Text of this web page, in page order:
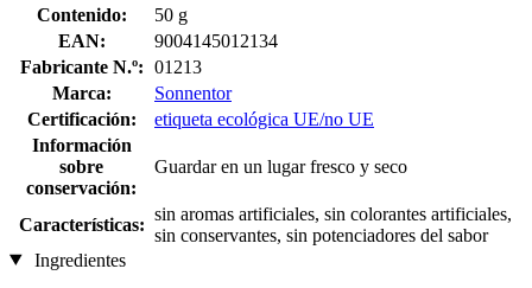
Contenido:
50 g
EAN:
9004145012134
Fabricante N.º: 01213
Marca:
Sonnentor
Certificación:
etiqueta ecológica UE/no UE
Información
sobre
conservación:
Guardar en un lugar fresco y seco
Características:
sin aromas artificiales, sin colorantes artificiales,
sin conservantes, sin potenciadores del sabor
Ingredientes